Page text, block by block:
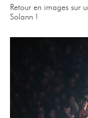
Retour en images sur
Solann !